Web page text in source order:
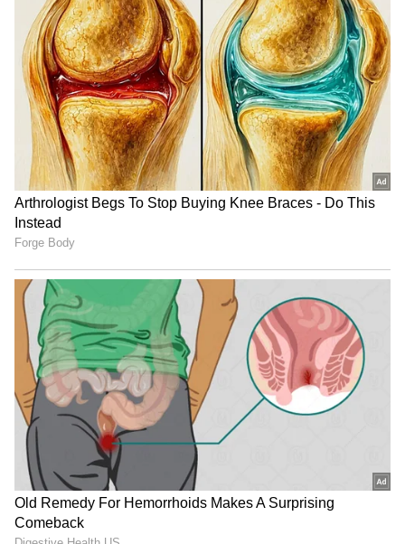
ಹೇಗೆ? ಆತನ ಜಪಾನ್ ಕನೆಕ್ಷನ್ ಏನು? ಎಂಬ ಹಳೆಯ
ಕಥೆಯನ್ನು ಈ ಸೀಕ್ವೆಲ್‌ನಲ್ಲಿ ಆಳವಾಗಿ ತೋರಿಸಲಿದ್ದಾರಂತೆ.
ಅಭಿಮಾನಿಗಳಿಗೆ ಡಬಲ್ ಧಮಾಕಾ!
ಒಂದೆಡೆ ಪವನ್ ಕಲ್ಯಾಣ್ ರಾಜಕೀಯದಲ್ಲಿ ಮಿಂಚುತ್ತಿದ್ದರೆ,
ಇನ್ನೊಂದೆಡೆ ಬೆಳ್ಳಿಪರದೆಯ ಮೇಲೆ ಅವರ 'ಮಾಸ್ ಅವತಾರ'
ನೋಡಲು ಫ್ಯಾನ್ಸ್ ಕಾತರದಿಂದ ಕಾಯುತ್ತಿದ್ದಾರೆ. ಈಗಾಗಲೇ
ಬಿಡುಗಡೆಯಾಗಿರುವ ಟೀಸರ್, ಓಜಸ್ ಗಂಭೀರನ ಬದುಕಿನ
"ಹೇಳದ ಕಥೆ"ಯ ಬಗ್ಗೆ ಸುಳಿವು ನೀಡಿದೆ. ಸುಜೀತ್ ಈಗ ಸ್ಕ್ರಿಪ್ಟ್
ಜಪಾನೀಸ್ ಹಿನ್ನೆಲೆಯ ಈ ಚಿತ್ರವು ಭಾರತೀಯ
ಚಿತ್ರರಂಗದಲ್ಲೇ ಹೊಸ ಮೈಲಿಗಲ್ಲು ಸ್ಥಾಪಿಸುವ ಲಕ್ಷಣಗಳು
ಕಾಣುತ್ತಿವೆ.